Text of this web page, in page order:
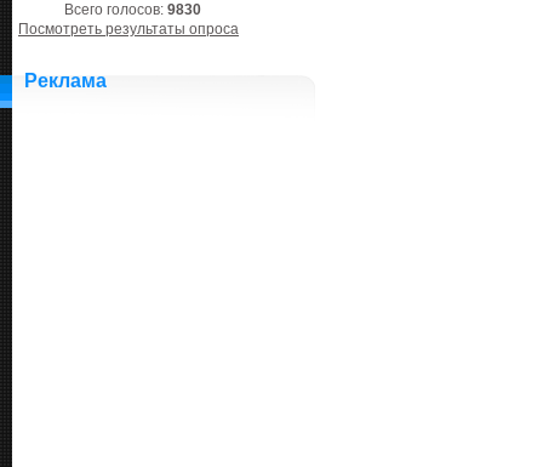
Всего голосов: 9830
Посмотреть результаты опроса
Реклама